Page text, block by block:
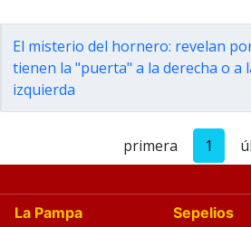
El misterio del hornero: revelan
tienen la "puerta" a la derecha o a
izquierda
primera 1
La Pampa Sepelios